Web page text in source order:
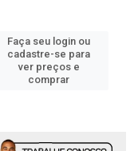
Faça seu login ou
cadastre-se para
ver preços e
comprar